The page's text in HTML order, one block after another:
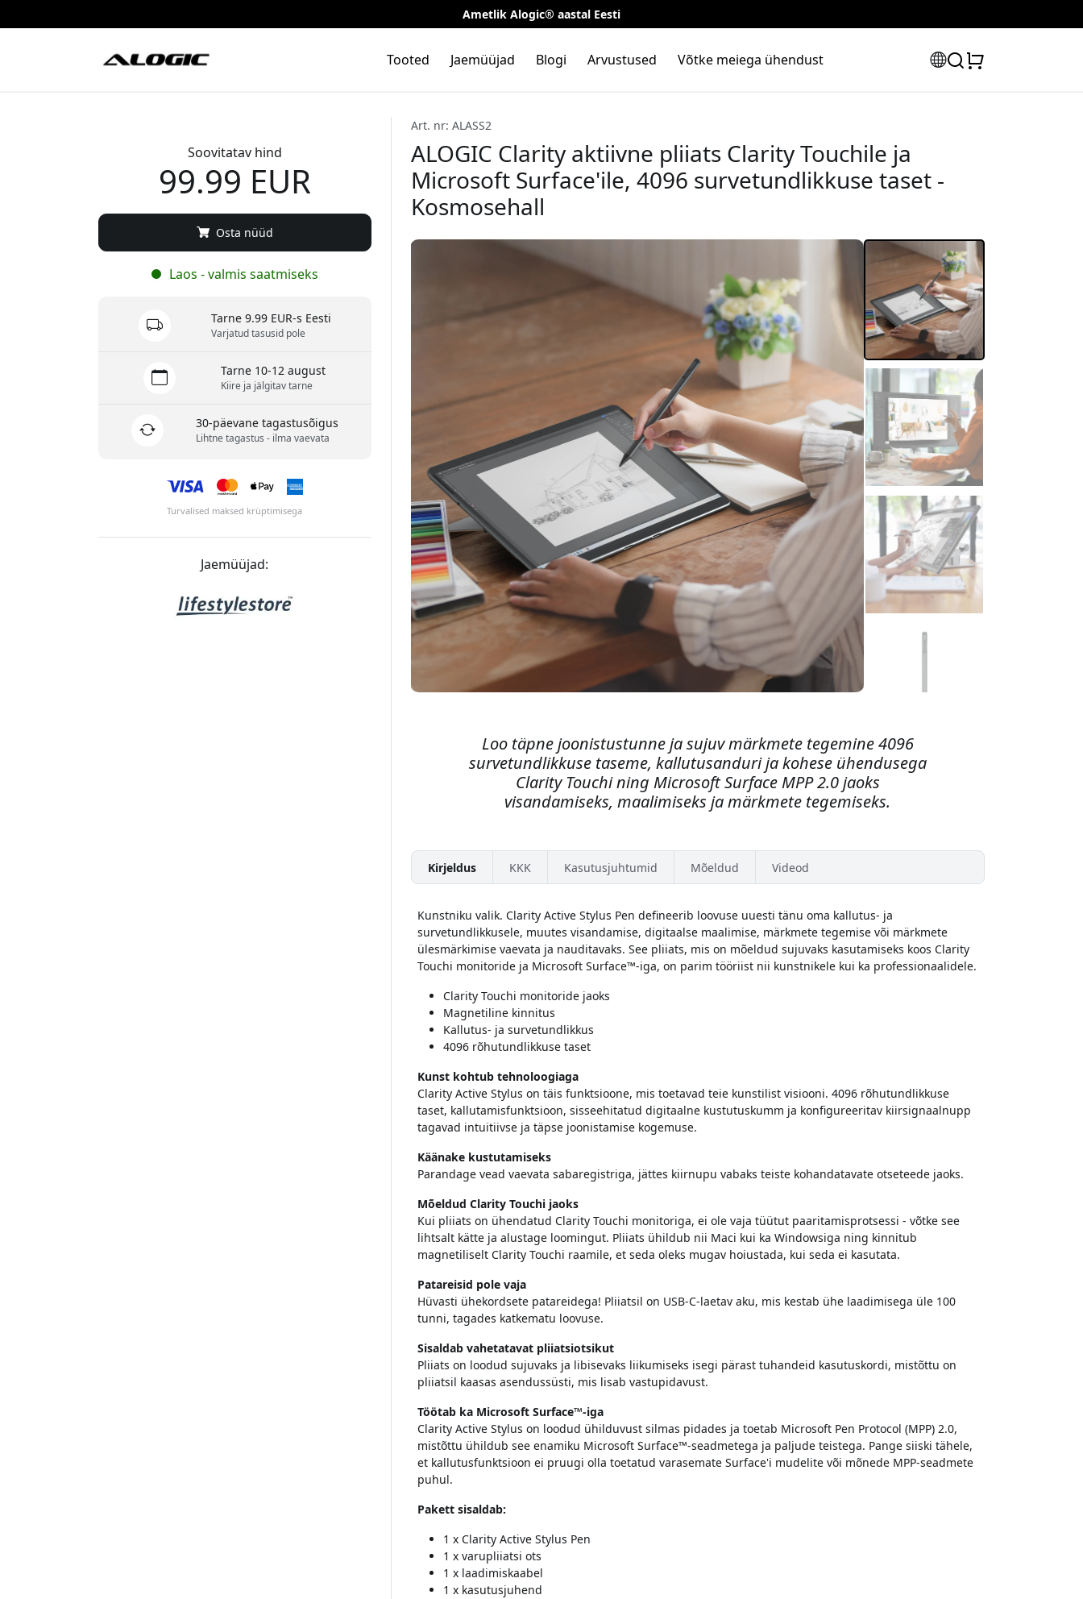
Ametlik Alogic® aastal Eesti
Tooted Jaemüüjad Blogi Arvustused Võtke meiega ühendust
Art. nr: ALASS2
ALOGIC Clarity aktiivne pliiats Clarity Touchile ja
Microsoft Surface'ile, 4096 survetundlikkuse taset -
Kosmosehall
Loo täpne joonistustunne ja sujuv märkmete tegemine 4096
survetundlikkuse taseme, kallutusanduri ja kohese ühendusega
Clarity Touchi ning Microsoft Surface MPP 2.0 jaoks
visandamiseks, maalimiseks ja märkmete tegemiseks.
Kirjeldus KKK Kasutusjuhtumid Mõeldud Videod
Kunstniku valik. Clarity Active Stylus Pen defineerib loovuse uuesti tänu oma kallutus- ja
survetundlikkusele, muutes visandamise, digitaalse maalimise, märkmete tegemise või märkmete
ülesmärkimise vaevata ja nauditavaks. See pliiats, mis on mõeldud sujuvaks kasutamiseks koos Clarity
Touchi monitoride ja Microsoft Surface™-iga, on parim tööriist nii kunstnikele kui ka professionaalidele.
Clarity Touchi monitoride jaoks
Magnetiline kinnitus
Kallutus- ja survetundlikkus
4096 rõhutundlikkuse taset
Kunst kohtub tehnoloogiaga
Clarity Active Stylus on täis funktsioone, mis toetavad teie kunstilist visiooni. 4096 rõhutundlikkuse
taset, kallutamisfunktsioon, sisseehitatud digitaalne kustutuskumm ja konfigureeritav kiirsignaalnupp
tagavad intuitiivse ja täpse joonistamise kogemuse.
Käänake kustutamiseks
Parandage vead vaevata sabaregistriga, jättes kiirnupu vabaks teiste kohandatavate otseteede jaoks.
Mõeldud Clarity Touchi jaoks
Kui pliiats on ühendatud Clarity Touchi monitoriga, ei ole vaja tüütut paaritamisprotsessi - võtke see
lihtsalt kätte ja alustage loomingut. Pliiats ühildub nii Maci kui ka Windowsiga ning kinnitub
magnetiliselt Clarity Touchi raamile, et seda oleks mugav hoiustada, kui seda ei kasutata.
Patareisid pole vaja
Hüvasti ühekordsete patareidega! Pliiatsil on USB-C-laetav aku, mis kestab ühe laadimisega üle 100
tunni, tagades katkematu loovuse.
Sisaldab vahetatavat pliiatsiotsikut
Pliiats on loodud sujuvaks ja libisevaks liikumiseks isegi pärast tuhandeid kasutuskordi, mistõttu on
pliiatsil kaasas asendussüsti, mis lisab vastupidavust.
Töötab ka Microsoft Surface™-iga
Clarity Active Stylus on loodud ühilduvust silmas pidades ja toetab Microsoft Pen Protocol (MPP) 2.0,
mistõttu ühildub see enamiku Microsoft Surface™-seadmetega ja paljude teistega. Pange siiski tähele,
et kallutusfunktsioon ei pruugi olla toetatud varasemate Surface'i mudelite või mõnede MPP-seadmete
puhul.
Pakett sisaldab:
1 x Clarity Active Stylus Pen
1 x varupliiatsi ots
1 x laadimiskaabel
1 x kasutusjuhend
Soovitatav hind
99.99 EUR
Osta nüüd
Laos - valmis saatmiseks
Tarne 9.99 EUR-s Eesti
Varjatud tasusid pole
Tarne 10-12 august
Kiire ja jälgitav tarne
30-päevane tagastusõigus
Lihtne tagastus - ilma vaevata
Turvalised maksed krüptimisega
Jaemüüjad: